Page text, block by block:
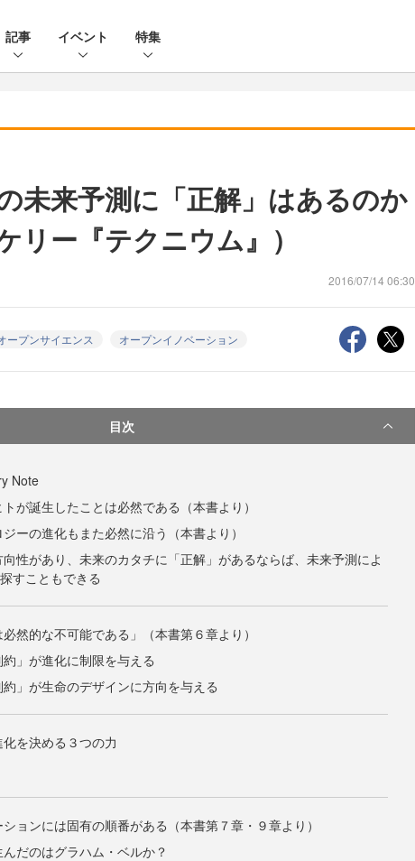
記事 イベント 特集
未来予測に「正解」はあるのか
リー『テクニウム』）
2016/07/14 06:30
ープンサイエンス オープンイノベーション
目次
Note
が誕生したことは必然である（本書より）
ーの進化もまた必然に沿う（本書より）
性があり、未来のカタチに「正解」があるならば、未来予測によ
すこともできる
必然的な不可能である」（本書第６章より）
約」が進化に制限を与える
約」が生命のデザインに方向を与える
を決める３つの力
ョンには固有の順番がある（本書第７章・９章より）
だのはグラハム・ベルか？